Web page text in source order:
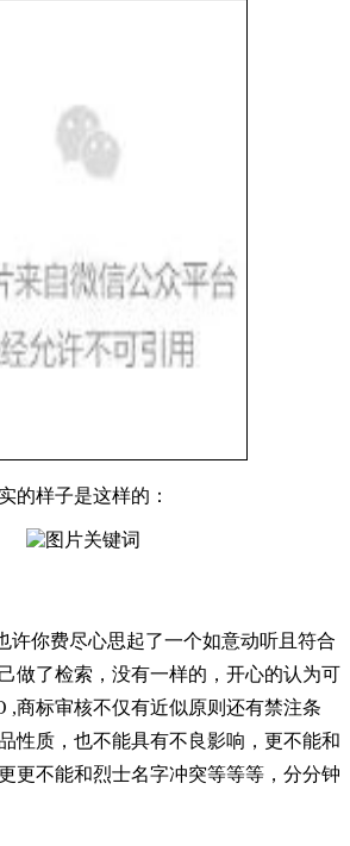
样子是这样的：
你费尽心思起了一个如意动听且符合
做了检索，没有一样的，开心的认为可
,商标审核不仅有近似原则还有禁注条
性质，也不能具有不良影响，更不能和
更不能和烈士名字冲突等等等，分分钟